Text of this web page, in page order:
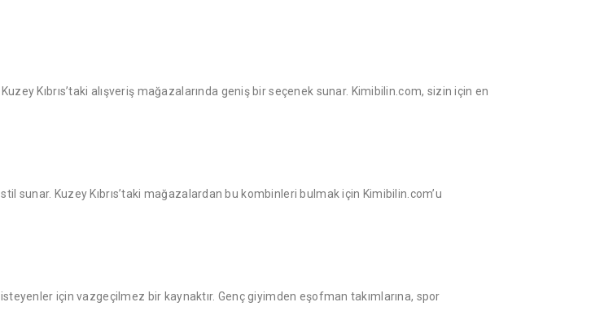
Kıbrıs’taki alışveriş mağazalarında geniş bir seçenek sunar. Kimibilin.com, sizin için en
sunar. Kuzey Kıbrıs’taki mağazalardan bu kombinleri bulmak için Kimibilin.com’u
için vazgeçilmez bir kaynaktır. Genç giyimden eşofman takımlarına, spor